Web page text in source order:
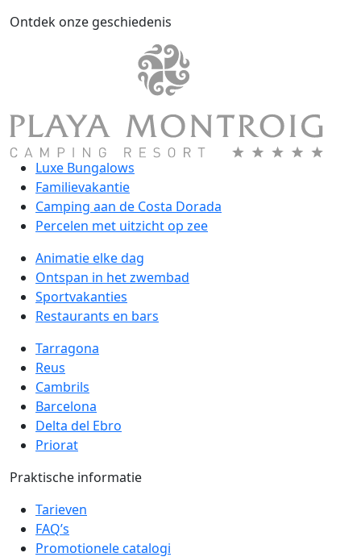
Ontdek onze geschiedenis
Luxe Bungalows
Familievakantie
Camping aan de Costa Dorada
Percelen met uitzicht op zee
Animatie elke dag
Ontspan in het zwembad
Sportvakanties
Restaurants en bars
Tarragona
Reus
Cambrils
Barcelona
Delta del Ebro
Priorat
Praktische informatie
Tarieven
FAQ’s
Promotionele catalogi